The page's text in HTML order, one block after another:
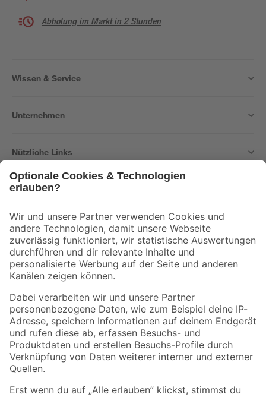
Abholung im Markt in 2 Stunden
Wissen & Service
Unternehmen
Nützliche Links
Der toom Newsletter: Keine Angebote und Aktionen mehr verpassen!
Zur Newsletter Anmeldung
Folge uns
Zahlungsarten Versandarten
Sicher einkaufen